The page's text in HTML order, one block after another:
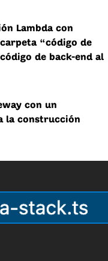
Lambda con
“código de
de back-end al
con un
la construcción